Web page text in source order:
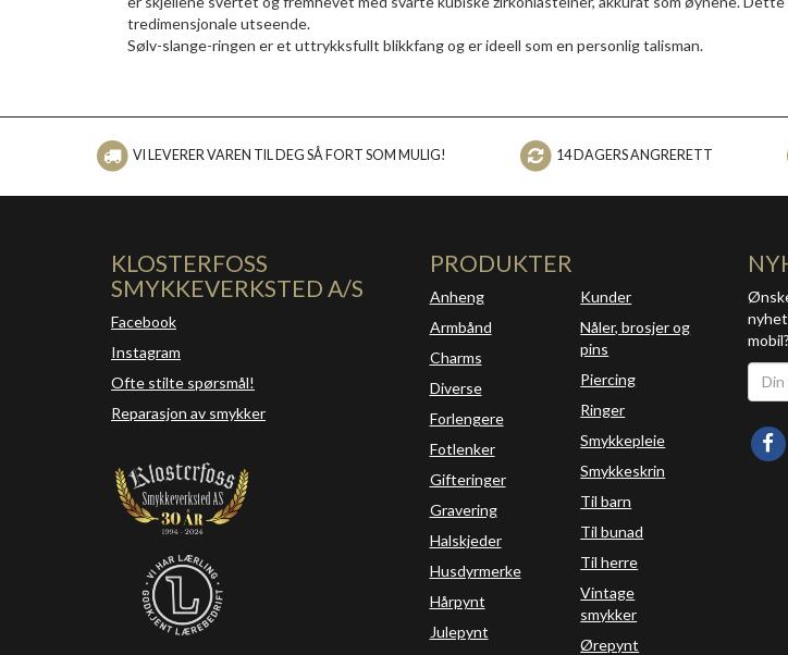
tredimensjonale utseende.
Sølv-slange-ringen er et uttrykksfullt blikkfang og er ideell som en personlig talisman.
VI LEVERER VAREN TIL DEG SÅ FORT SOM MULIG! 14 DAGERS ANGRERETT
KLOSTERFOSS
SMYKKEVERKSTED A/S
Facebook
Instagram
Ofte stilte spørsmål!
Reparasjon av smykker
PRODUKTER
Anheng
Armbånd
Charms
Diverse
Forlengere
Fotlenker
Gifteringer
Gravering
Halskjeder
Husdyrmerke
Hårpynt
Julepynt
Kunder
Nåler, brosjer og
pins
Piercing
Ringer
Smykkepleie
Smykkeskrin
Til barn
Til bunad
Til herre
Vintage
smykker
Ørepynt
mobil?